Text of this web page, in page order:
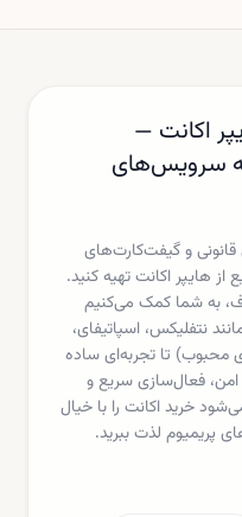
اکانت —
سرویس‌های
قانونی و گیفت‌کارت‌های
از هایپر اکانت تهیه کنید.
به شما کمک می‌کنیم
نتفلیکس، اسپاتیفای،
محبوب) تا تجربه‌ای ساده
فعال‌سازی سریع و
خرید اکانت را با خیال
پریمیوم لذت ببرید.